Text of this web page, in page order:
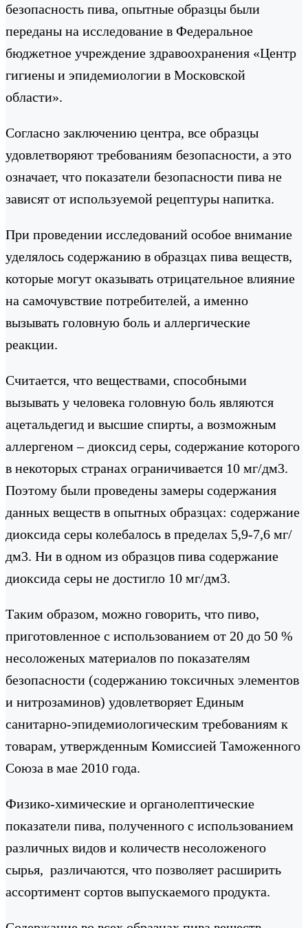
безопасность пива, опытные образцы были
переданы на исследование в Федеральное
бюджетное учреждение здравоохранения «Центр
гигиены и эпидемиологии в Московской
области».
Согласно заключению центра, все образцы
удовлетворяют требованиям безопасности, а это
означает, что показатели безопасности пива не
зависят от используемой рецептуры напитка.
При проведении исследований особое внимание
уделялось содержанию в образцах пива веществ,
которые могут оказывать отрицательное влияние
на самочувствие потребителей, а именно
вызывать головную боль и аллергические
реакции.
Считается, что веществами, способными
вызывать у человека головную боль являются
ацетальдегид и высшие спирты, а возможным
аллергеном – диоксид серы, содержание которого
в некоторых странах ограничивается 10 мг/дм3.
Поэтому были проведены замеры содержания
данных веществ в опытных образцах: содержание
диоксида серы колебалось в пределах 5,9-7,6 мг/
дм3. Ни в одном из образцов пива содержание
диоксида серы не достигло 10 мг/дм3.
Таким образом, можно говорить, что пиво,
приготовленное с использованием от 20 до 50 %
несоложеных материалов по показателям
безопасности (содержанию токсичных элементов
и нитрозаминов) удовлетворяет Единым
санитарно-эпидемиологическим требованиям к
товарам, утвержденным Комиссией Таможенного
Союза в мае 2010 года.
Физико-химические и органолептические
показатели пива, полученного с использованием
различных видов и количеств несоложеного
сырья, различаются, что позволяет расширить
ассортимент сортов выпускаемого продукта.